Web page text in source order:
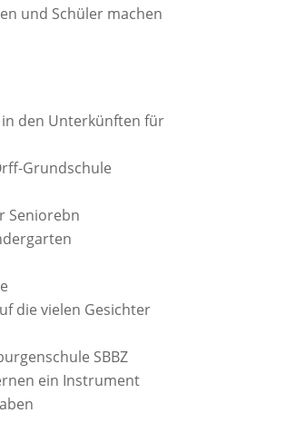
und Schüler machen
den Unterkünften für
Grundschule
Seniorebn
die vielen Gesichter
SBBZ
ein Instrument